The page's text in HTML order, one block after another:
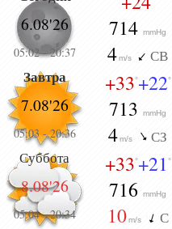
6.08'26
05:02-20:37
714mmHg
4m/s СВ
Завтра
7.08'26
05:03-20:36
+33°+22°
713mmHg
4m/s СЗ
Суббота
8.08'26
05:04-20:34
+33°+21°
716mmHg
10 m/s С